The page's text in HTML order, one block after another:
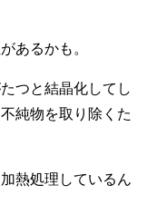
あるかも。
つと結晶化してし
純物を取り除くた
熱処理しているん